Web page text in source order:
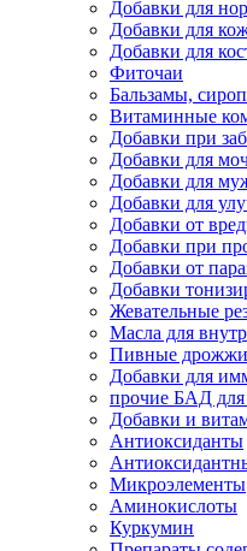
Добавки для
Добавки для
Добавки для
Фиточаи
Бальзамы,
Витаминные
Добавки при
Добавки для
Добавки для
Добавки для
Добавки от
Добавки при
Добавки от
Добавки
Жевательные
Масла для
Пивные дрожжи
Добавки для
прочие БАД для
Добавки и
Антиоксиданты
Микроэлементы
Аминокислоты
Куркумин